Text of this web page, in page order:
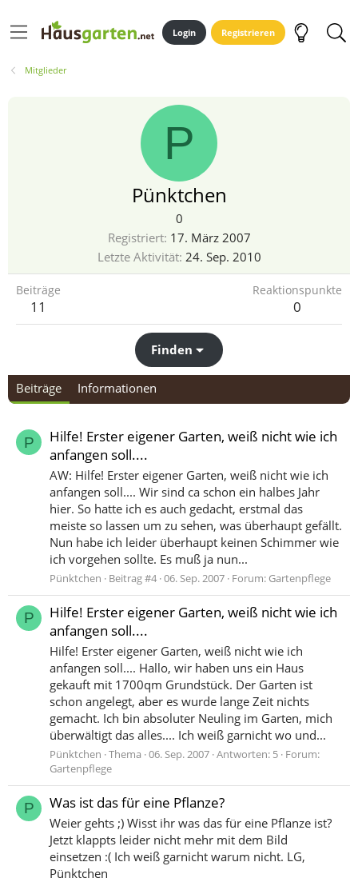
Login Registrieren
Mitglieder
P
Pünktchen
0
Registriert 17. März 2007
Letzte Aktivität 24. Sep. 2010
Beiträge
11
Reaktionspunkte
0
Finden
Beiträge Informationen
P
Hilfe! Erster eigener Garten, weiß nicht wie ich
anfangen soll....
AW: Hilfe! Erster eigener Garten, weiß nicht wie ich
anfangen soll.... Wir sind ca schon ein halbes Jahr
hier. So hatte ich es auch gedacht, erstmal das
meiste so lassen um zu sehen, was überhaupt gefällt.
Nun habe ich leider überhaupt keinen Schimmer wie
ich vorgehen sollte. Es muß ja nun...
Pünktchen Beitrag #4 06. Sep. 2007 Forum: Gartenpflege
P
Hilfe! Erster eigener Garten, weiß nicht wie ich
anfangen soll....
Hilfe! Erster eigener Garten, weiß nicht wie ich
anfangen soll.... Hallo, wir haben uns ein Haus
gekauft mit 1700qm Grundstück. Der Garten ist
schon angelegt, aber es wurde lange Zeit nichts
gemacht. Ich bin absoluter Neuling im Garten, mich
überwältigt das alles.... Ich weiß garnicht wo und...
Pünktchen Thema 06. Sep. 2007 Antworten: 5 Forum:
Gartenpflege
P Was ist das für eine Pflanze?
Weier gehts ;) Wisst ihr was das für eine Pflanze ist?
Jetzt klappts leider nicht mehr mit dem Bild
einsetzen :( Ich weiß garnicht warum nicht. LG,
Pünktchen